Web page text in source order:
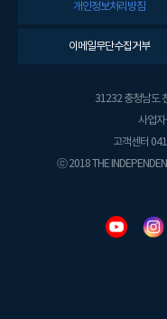
개인정보처리방침
이메일무단수집거부
31232 충청남도
사업
고객센터
ⓒ 2018 THE